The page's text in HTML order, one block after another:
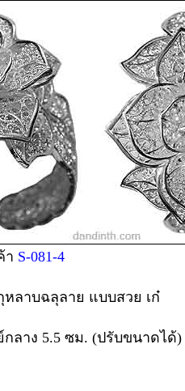
า S-081-4
หลาบฉลุลาย แบบสวย เก๋
ลาง 5.5 ซม. (ปรับขนาดได้)